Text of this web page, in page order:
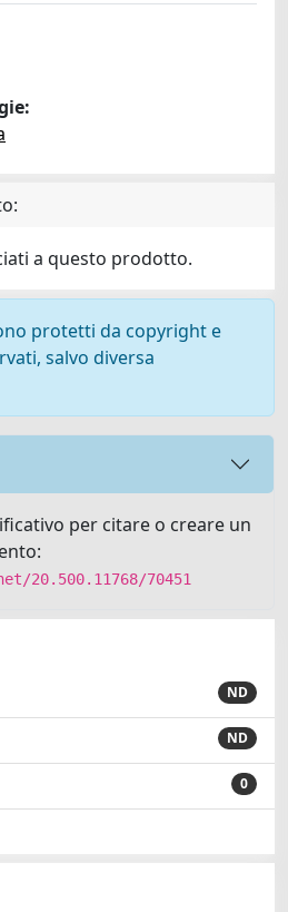
a questo prodotto.
protetti da copyright e
salvo diversa
per citare o creare un
20.500.11768/70451
ND
ND
0